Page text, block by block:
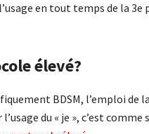
en tout temps de la
élevé?
BDSM, l’emploi de
du « je », c’est